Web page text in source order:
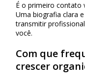
É o primeiro contato
Uma biografia clara
transmitir
você.
Com que
crescer